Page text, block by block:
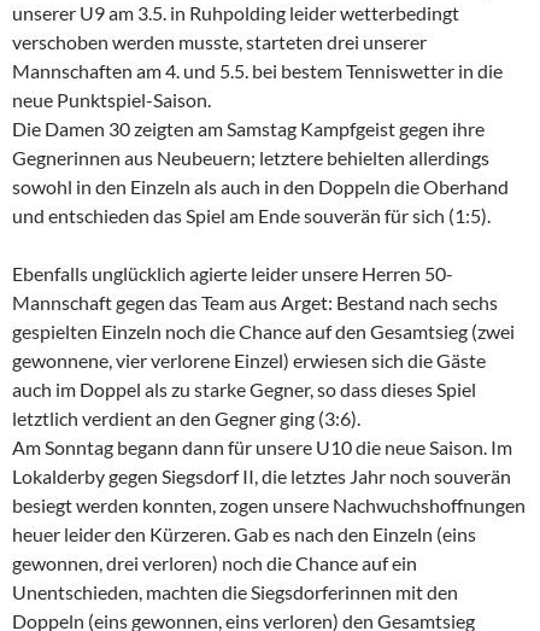
unserer U9 am 3.5. in Ruhpolding leider wetterbedingt
verschoben werden musste, starteten drei unserer
Mannschaften am 4. und 5.5. bei bestem Tenniswetter in die
neue Punktspiel-Saison.
Die Damen 30 zeigten am Samstag Kampfgeist gegen ihre
Gegnerinnen aus Neubeuern; letztere behielten allerdings
sowohl in den Einzeln als auch in den Doppeln die Oberhand
und entschieden das Spiel am Ende souverän für sich (1:5).
Ebenfalls unglücklich agierte leider unsere Herren 50-
Mannschaft gegen das Team aus Arget: Bestand nach sechs
gespielten Einzeln noch die Chance auf den Gesamtsieg (zwei
gewonnene, vier verlorene Einzel) erwiesen sich die Gäste
auch im Doppel als zu starke Gegner, so dass dieses Spiel
letztlich verdient an den Gegner ging (3:6).
Am Sonntag begann dann für unsere U10 die neue Saison. Im
Lokalderby gegen Siegsdorf II, die letztes Jahr noch souverän
besiegt werden konnten, zogen unsere Nachwuchshoffnungen
heuer leider den Kürzeren. Gab es nach den Einzeln (eins
gewonnen, drei verloren) noch die Chance auf ein
Unentschieden, machten die Siegsdorferinnen mit den
Doppeln (eins gewonnen, eins verloren) den Gesamtsieg